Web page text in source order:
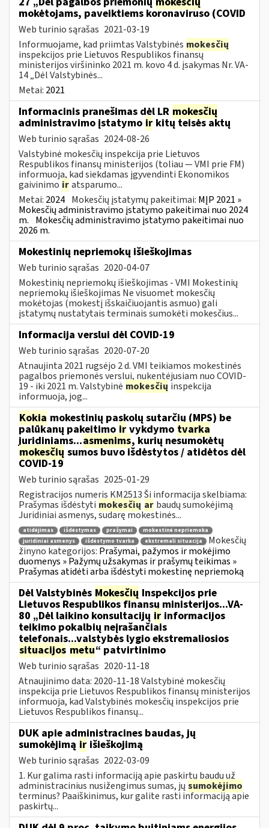
mokėtojams, paveiktiems koronaviruso (COVID
Web turinio sąrašas 2021-03-19
Informuojame, kad priimtas Valstybinės mokesčių
inspekcijos prie Lietuvos Respublikos finansų
ministerijos viršininko 2021 m. kovo 4 d. įsakymas Nr. VA-
14 „Dėl Valstybinės...
Metai: 2021
Informacinis pranešimas dėl LR mokesčių
administravimo įstatymo ir kitų teisės aktų
Web turinio sąrašas 2024-08-26
Valstybinė mokesčių inspekcija prie Lietuvos
Respublikos finansų ministerijos (toliau — VMI prie FM)
informuoja, kad siekdamas įgyvendinti Ekonomikos
gaivinimo iratsparumo...
Metai: 2024 Mokesčių įstatymų pakeitimai: MĮP 2021 »
Mokesčių administravimo įstatymo pakeitimai nuo 2024
m. Mokesčių administravimo įstatymo pakeitimai nuo
2026 m.
Mokestinių nepriemokų išieškojimas
Web turinio sąrašas 2020-04-07
Mokestinių nepriemokų išieškojimas - VMI Mokestinių
nepriemokų išieškojimas Ne visuomet mokesčių
mokėtojas (mokestį išskaičiuojantis asmuo) gali
įstatymų nustatytais terminais sumokėti mokesčius...
Informacija verslui dėl COVID-19
Web turinio sąrašas 2020-07-20
Atnaujinta 2021 rugsėjo 2 d. VMI teikiamos mokestinės
pagalbos priemonės verslui, nukentėjusiam nuo COVID-
19 - iki 2021 m. Valstybinė mokesčių inspekcija
informuoja, jog...
Kokia mokestinių paskolų sutarčių (MPS) be
palūkanų pakeitimo ir vykdymo tvarka
juridiniams...asmenims, kurių nesumokėtų
mokesčių sumos buvo išdėstytos / atidėtos dėl
COVID-19
Web turinio sąrašas 2025-01-29
Registracijos numeris KM2513 Ši informacija skelbiama:
Prašymas išdėstyti mokesčių ar baudų sumokėjimą
Juridiniai asmenys, sudarę mokestinės...
atidėjimas išdėstymas prašymai
mokestinė nepriemoka
juridiniai asmenys
išdėstymo tvarka ekstremali situacija
Mokesčių
žinyno kategorijos: Prašymai, pažymos ir mokėjimo
duomenys » Pažymų užsakymas ir prašymų teikimas »
Prašymas atidėti arba išdėstyti mokestinę nepriemoką
Dėl Valstybinės Mokesčių Inspekcijos prie
Lietuvos Respublikos finansų ministerijos...VA-
80 „Dėl laikino konsultacijų ir informacijos
teikimo pokalbių neįrašančiais
telefonais...valstybės lygio ekstremaliosios
situacijos metu“ patvirtinimo
Web turinio sąrašas 2020-11-18
Atnaujinimo data: 2020-11-18 Valstybinė mokesčių
inspekcija prie Lietuvos Respublikos finansų ministerijos
informuoja, kad Valstybinės mokesčių inspekcijos prie
Lietuvos Respublikos finansų...
DUK apie administracines baudas, jų
sumokėjimą ir išieškojimą
Web turinio sąrašas 2022-03-09
1. Kur galima rasti informaciją apie paskirtų baudų už
administracinius nusižengimus sumas, jų sumokėjimo
terminus? Paaiškinimus, kur galite rasti informaciją apie
paskirtų...